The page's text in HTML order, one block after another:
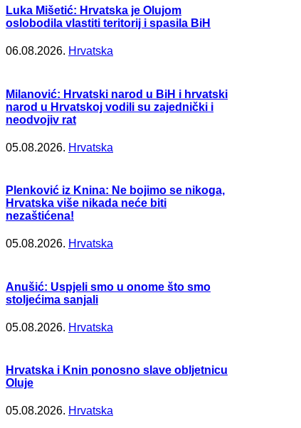
Luka Mišetić: Hrvatska je Olujom
oslobodila vlastiti teritorij i spasila BiH
06.08.2026. Hrvatska
Milanović: Hrvatski narod u BiH i hrvatski
narod u Hrvatskoj vodili su zajednički i
neodvojiv rat
05.08.2026. Hrvatska
Plenković iz Knina: Ne bojimo se nikoga,
Hrvatska više nikada neće biti
nezaštićena!
05.08.2026. Hrvatska
Anušić: Uspjeli smo u onome što smo
stoljećima sanjali
05.08.2026. Hrvatska
Hrvatska i Knin ponosno slave obljetnicu
Oluje
05.08.2026. Hrvatska